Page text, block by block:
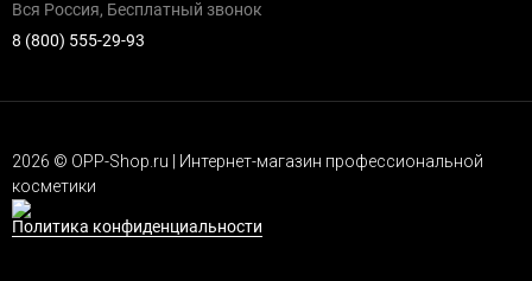
Вся Россия, Бесплатный звонок
8 (800) 555-29-93
2026 © OPP-Shop.ru | Интернет-магазин профессиональной
косметики
Политика конфиденциальности